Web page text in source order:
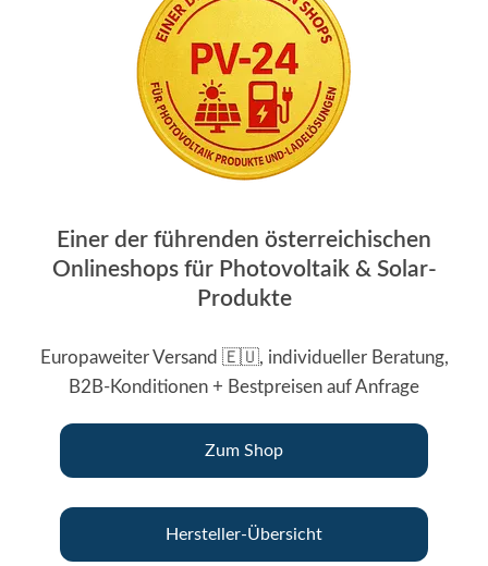
Einer der führenden österreichischen
Onlineshops für Photovoltaik & Solar-
Produkte
Europaweiter Versand 🇪🇺, individueller Beratung,
B2B-Konditionen + Bestpreisen auf Anfrage
Zum Shop
Hersteller-Übersicht